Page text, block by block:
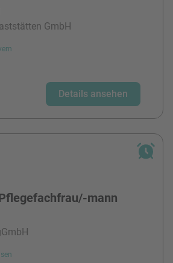
GmbH
Details ansehen
mann